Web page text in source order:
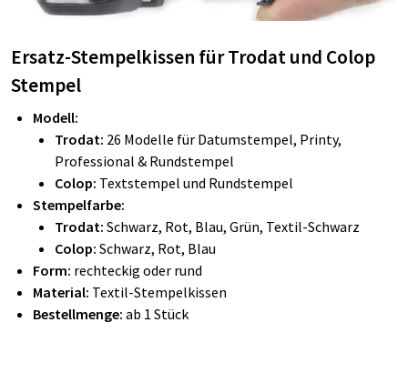
Ersatz-Stempelkissen für Trodat und Colop
Stempel
Modell:
Trodat: 26 Modelle für Datumstempel, Printy,
Professional & Rundstempel
Colop: Textstempel und Rundstempel
Stempelfarbe:
Trodat: Schwarz, Rot, Blau, Grün, Textil-Schwarz
Colop: Schwarz, Rot, Blau
Form: rechteckig oder rund
Material: Textil-Stempelkissen
Bestellmenge: ab 1 Stück